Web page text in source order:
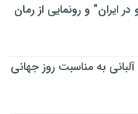
ایران” و رونمایی از رمان
به مناسبت روز جهانی